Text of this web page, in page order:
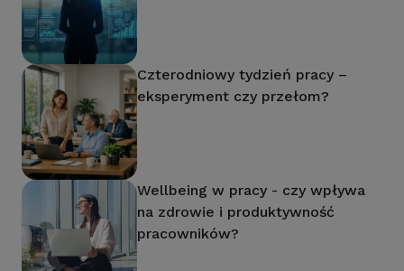
Czterodniowy tydzień pracy –
eksperyment czy przełom?
Wellbeing w pracy - czy wpływa
na zdrowie i produktywność
pracowników?